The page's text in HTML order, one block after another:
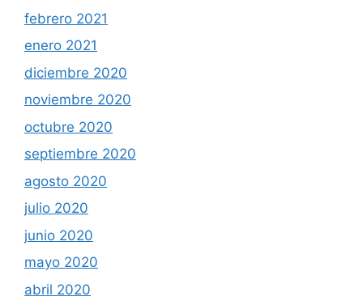
febrero 2021
enero 2021
diciembre 2020
noviembre 2020
octubre 2020
septiembre 2020
agosto 2020
julio 2020
junio 2020
mayo 2020
abril 2020